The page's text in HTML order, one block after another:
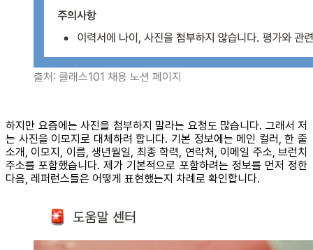
출처: 클래스101 채용 노션 페이지
하지만 요즘에는 사진을 첨부하지 말라는 요청도 많습니다. 그래서 저
는 사진을 이모지로 대체하려 합니다. 기본 정보에는 메인 컬러, 한 줄
소개, 이모지, 이름, 생년월일, 최종 학력, 연락처, 이메일 주소, 브런치
주소를 포함했습니다. 제가 기본적으로 포함하려는 정보를 먼저 정한
다음, 레퍼런스들은 어떻게 표현했는지 차례로 확인합니다.